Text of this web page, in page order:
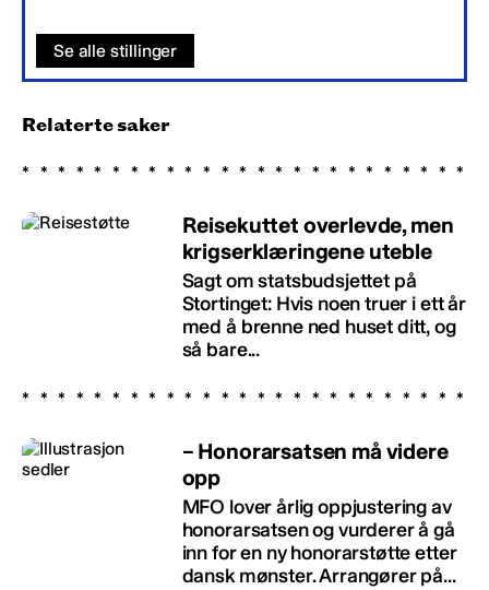
Se alle stillinger
Relaterte saker
Reisekuttet overlevde, men
krigserklæringene uteble
Sagt om statsbudsjettet på
Stortinget: Hvis noen truer i ett år
med å brenne ned huset ditt, og
så bare...
– Honorarsatsen må videre
opp
MFO lover årlig oppjustering av
honorarsatsen og vurderer å gå
inn for en ny honorarstøtte etter
dansk mønster. Arrangører på...